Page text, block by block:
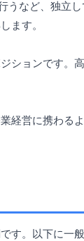
うなど、独立し
ます。
ションです。
経営に携わる
す。以下に一